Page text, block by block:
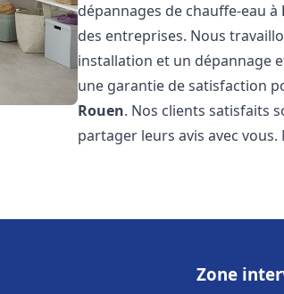
dépannages de chauffe-eau à
des entreprises. Nous
installation et un dépannage
une garantie de satisfaction
Rouen. Nos clients satisfaits
partager leurs avis avec
Zone